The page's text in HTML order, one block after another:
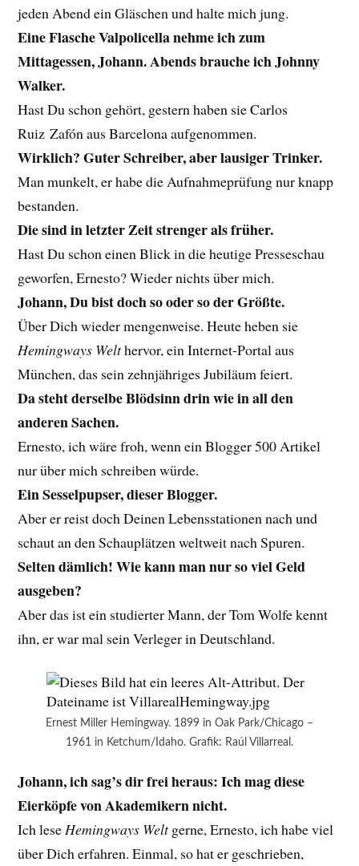
jeden Abend ein Gläschen und halte mich jung.
Eine Flasche Valpolicella nehme ich zum
Mittagessen, Johann. Abends brauche ich Johnny
Walker.
Hast Du schon gehört, gestern haben sie Carlos
Ruiz Zafón aus Barcelona aufgenommen.
Wirklich? Guter Schreiber, aber lausiger Trinker.
Man munkelt, er habe die Aufnahmeprüfung nur knapp
bestanden.
Die sind in letzter Zeit strenger als früher.
Hast Du schon einen Blick in die heutige Presseschau
geworfen, Ernesto? Wieder nichts über mich.
Johann, Du bist doch so oder so der Größte.
Über Dich wieder mengenweise. Heute heben sie
Hemingways Welthervor, ein Internet-Portal aus
München, das sein zehnjähriges Jubiläum feiert.
Da steht derselbe Blödsinn drin wie in all den
anderen Sachen.
Ernesto, ich wäre froh, wenn ein Blogger 500 Artikel
nur über mich schreiben würde.
Ein Sesselpupser, dieser Blogger.
Aber er reist doch Deinen Lebensstationen nach und
schaut an den Schauplätzen weltweit nach Spuren.
Selten dämlich! Wie kann man nur so viel Geld
ausgeben?
Aber das ist ein studierter Mann, der Tom Wolfe kennt
ihn, er war mal sein Verleger in Deutschland.
Ernest Miller Hemingway. 1899 in Oak Park/Chicago –
1961 in Ketchum/Idaho. Grafik: Raúl Villarreal.
Johann, ich sag’s dir frei heraus: Ich mag diese
Eierköpfe von Akademikern nicht.
Ich leseHemingways Weltgerne, Ernesto, ich habe viel
über Dich erfahren. Einmal, so hat er geschrieben,